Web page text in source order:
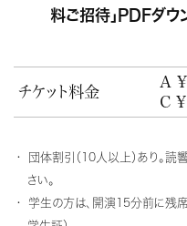
料ご招待」PDFダウ
チケット料金
A
C
団体割引（10人以上）あり。読
さい。
学生の方は、開演15分前に残